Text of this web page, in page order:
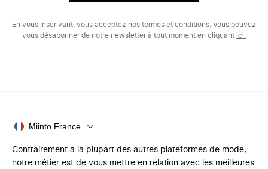
En vous inscrivant, vous acceptez nos termes et conditions . Vous pouvez
vous désabonner de notre newsletter à tout moment en cliquant ici.
Miinto France
Contrairement à la plupart des autres plateformes de mode,
notre métier est de vous mettre en relation avec les meilleures